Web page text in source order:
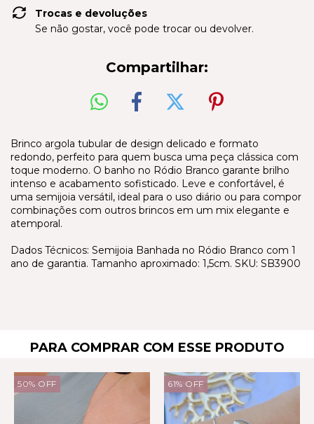
Trocas e devoluções
Se não gostar, você pode trocar ou devolver.
Compartilhar:
Brinco argola tubular de design delicado e formato
redondo, perfeito para quem busca uma peça clássica com
toque moderno. O banho no Ródio Branco garante brilho
intenso e acabamento sofisticado. Leve e confortável, é
uma semijoia versátil, ideal para o uso diário ou para compor
combinações com outros brincos em um mix elegante e
atemporal.
Dados Técnicos: Semijoia Banhada no Ródio Branco com 1
ano de garantia. Tamanho aproximado: 1,5cm. SKU: SB3900
PARA COMPRAR COM ESSE PRODUTO
50% OFF 61% OFF